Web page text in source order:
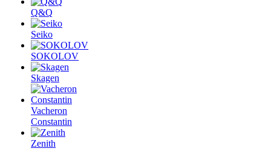
Q&Q
Seiko
SOKOLOV
Skagen
Vacheron
Constantin
Zenith